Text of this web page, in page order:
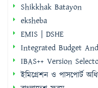
Shikkhak Batayon
eksheba
EMIS | DSHE
Integrated Budget
IBAS++ Version
ইমিগ্রেশন ও পাসপোর্ট